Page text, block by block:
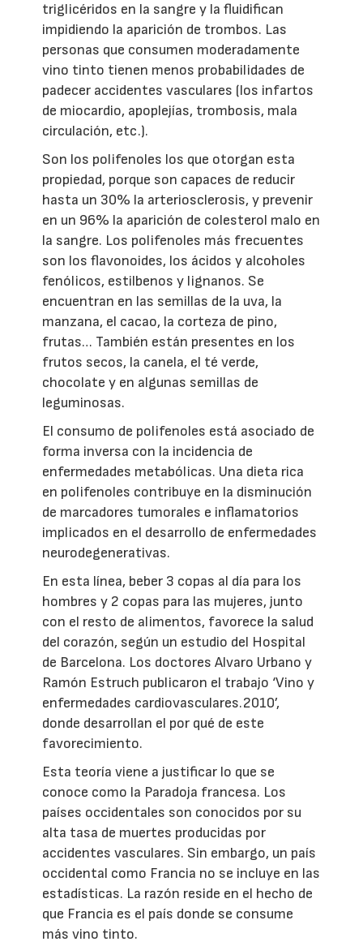
triglicéridos en la sangre y la fluidifican
impidiendo la aparición de trombos. Las
personas que consumen moderadamente
vino tinto tienen menos probabilidades de
padecer accidentes vasculares (los infartos
de miocardio, apoplejías, trombosis, mala
circulación, etc.).
Son los polifenoles los que otorgan esta
propiedad, porque son capaces de reducir
hasta un 30% la arteriosclerosis, y prevenir
en un 96% la aparición de colesterol malo en
la sangre. Los polifenoles más frecuentes
son los flavonoides, los ácidos y alcoholes
fenólicos, estilbenos y lignanos. Se
encuentran en las semillas de la uva, la
manzana, el cacao, la corteza de pino,
frutas… También están presentes en los
frutos secos, la canela, el té verde,
chocolate y en algunas semillas de
leguminosas.
El consumo de polifenoles está asociado de
forma inversa con la incidencia de
enfermedades metabólicas. Una dieta rica
en polifenoles contribuye en la disminución
de marcadores tumorales e inflamatorios
implicados en el desarrollo de enfermedades
neurodegenerativas.
En esta línea, beber 3 copas al día para los
hombres y 2 copas para las mujeres, junto
con el resto de alimentos, favorece la salud
del corazón, según un estudio del Hospital
de Barcelona. Los doctores Alvaro Urbano y
Ramón Estruch publicaron el trabajo ‘Vino y
enfermedades cardiovasculares.2010’,
donde desarrollan el por qué de este
favorecimiento.
Esta teoría viene a justificar lo que se
conoce como la Paradoja francesa. Los
países occidentales son conocidos por su
alta tasa de muertes producidas por
accidentes vasculares. Sin embargo, un país
occidental como Francia no se incluye en las
estadísticas. La razón reside en el hecho de
que Francia es el país donde se consume
más vino tinto.